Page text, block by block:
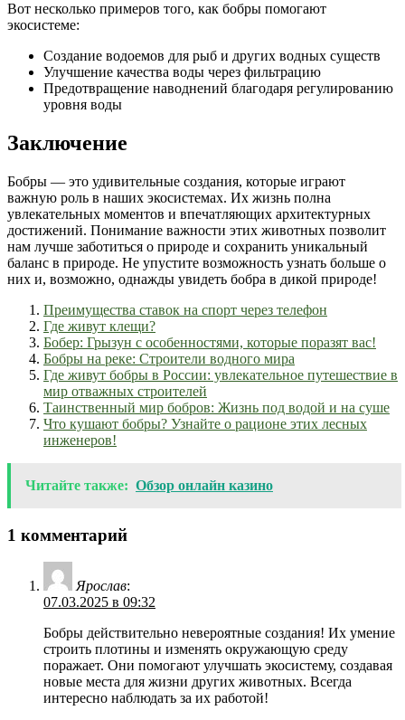
Вот несколько примеров того, как бобры помогают
экосистеме:
Создание водоемов для рыб и других водных существ
Улучшение качества воды через фильтрацию
Предотвращение наводнений благодаря регулированию
уровня воды
Заключение
Бобры — это удивительные создания, которые играют
важную роль в наших экосистемах. Их жизнь полна
увлекательных моментов и впечатляющих архитектурных
достижений. Понимание важности этих животных позволит
нам лучше заботиться о природе и сохранить уникальный
баланс в природе. Не упустите возможность узнать больше о
них и, возможно, однажды увидеть бобра в дикой природе!
Преимущества ставок на спорт через телефон
Где живут клещи?
Бобер: Грызун с особенностями, которые поразят вас!
Бобры на реке: Строители водного мира
Где живут бобры в России: увлекательное путешествие в
мир отважных строителей
Таинственный мир бобров: Жизнь под водой и на суше
Что кушают бобры? Узнайте о рационе этих лесных
инженеров!
Читайте также: Обзор онлайн казино
1 комментарий
Ярослав:
07.03.2025 в 09:32
Бобры действительно невероятные создания! Их умение
строить плотины и изменять окружающую среду
поражает. Они помогают улучшать экосистему, создавая
новые места для жизни других животных. Всегда
интересно наблюдать за их работой!